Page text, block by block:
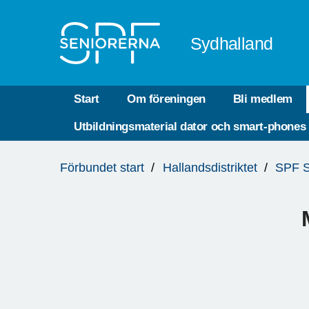
Sydhalland
Start Om föreningen Bli medlem
Utbildningsmaterial dator och smart-phones
är
Förbundet start Hallandsdistriktet SPF